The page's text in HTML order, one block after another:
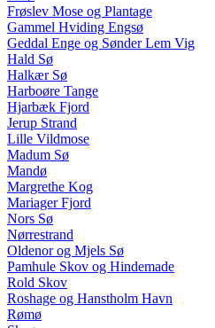
Frøslev Mose og Plantage
Gammel Hviding Engsø
Geddal Enge og Sønder Lem Vig
Hald Sø
Halkær Sø
Harboøre Tange
Hjarbæk Fjord
Jerup Strand
Lille Vildmose
Madum Sø
Mandø
Margrethe Kog
Mariager Fjord
Nors Sø
Nørrestrand
Oldenor og Mjels Sø
Pamhule Skov og Hindemade
Rold Skov
Roshage og Hanstholm Havn
Rømø